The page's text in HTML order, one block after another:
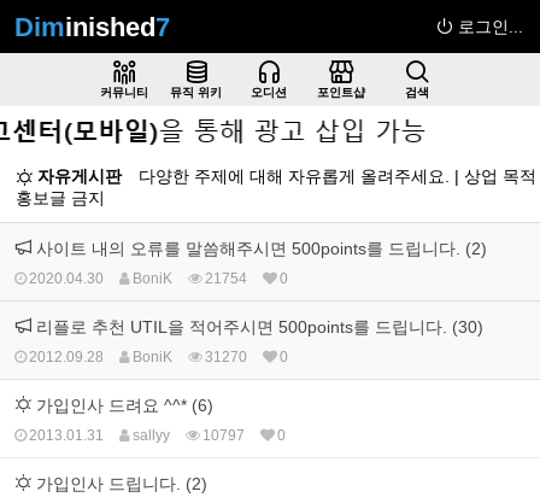
Diminished7 로그인...
커뮤니티 뮤직 위키 오디션 포인트샵 검색
자유게시판
다양한 주제에 대해 자유롭게 올려주세요. | 상업 목적
홍보글 금지
사이트 내의 오류를 말씀해주시면 500points를 드립니다. (2)
2020.04.30 BoniK 21754 0
리플로 추천 UTIL을 적어주시면 500points를 드립니다. (30)
2012.09.28 BoniK 31270 0
가입인사 드려요 ^^* (6)
2013.01.31 sallyy 10797 0
가입인사 드립니다. (2)
Sketchbook5, 스케치북5
Sketchbook5, 스케치북5